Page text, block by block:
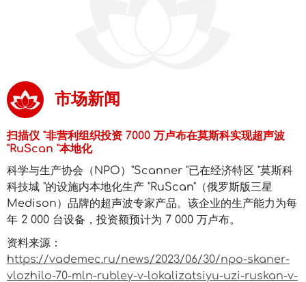
市场新闻
扫描仪 "非营利组织投资 7000 万卢布在莫斯科实现超声波
"RuScan "本地化
科学与生产协会（NPO）"Scanner "已在经济特区 "莫斯科
科技城 "的设施内本地化生产 "RuScan"（俄罗斯版三星
Medison）品牌的超声波专家产品。该企业的生产能力为每
年 2 000 台设备，投资额预计为 7 000 万卢布。
资料来源：
https://vademec.ru/news/2023/06/30/npo-skaner-
vlozhilo-70-mln-rubley-v-lokalizatsiyu-uzi-ruskan-v-